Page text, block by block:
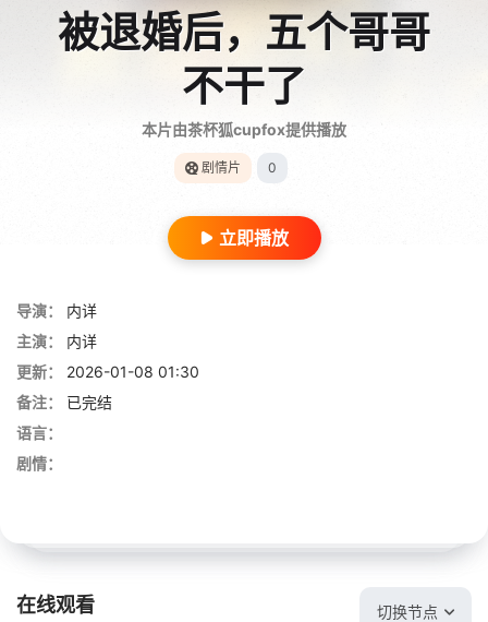
被退婚后，五个哥哥
不干了
本片由茶杯狐cupfox提供播放
剧情片 0
立即播放
导演：
内详
主演：
内详
更新：
2026-01-08 01:30
备注：
已完结
语言：
剧情：
在线观看 切换节点